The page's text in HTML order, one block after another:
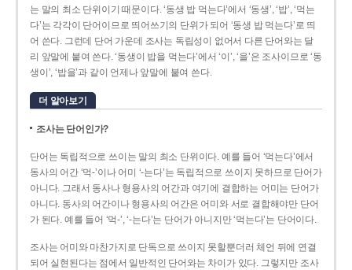
는 말의 최소 단위이기 때문이다. ‘동생 밥 먹는다’에서 ‘동생’, ‘밥’, ‘먹는
다’는 각각이 단어이므로 띄어쓰기의 단위가 되어 ‘동생 밥 먹는다’로 띄
어 쓴다. 그런데 단어 가운데 조사는 독립성이 없어서 다른 단어와는 달
리 앞말에 붙여 쓴다. ‘동생이 밥을 먹는다’에서 ‘이’, ‘을’은 조사이므로 ‘동
생이’, ‘밥을’과 같이 언제나 앞말에 붙여 쓴다.
더 알아보기
조사는 단어인가?
단어는 독립적으로 쓰이는 말의 최소 단위이다. 예를 들어 ‘먹는다’에서
동사의 어간 ‘먹-­’이나 어미 ‘­-는다’는 독립적으로 쓰이지 못하므로 단어가
아니다. 그래서 동사나 형용사의 어간과 여기에 결합하는 어미는 단어가
아니다. 동사의 어간이나 형용사의 어간은 어미와 서로 결합해야만 단어
가 된다. 예를 들어 ‘먹-’, ‘-는다’는 단어가 아니지만 ‘먹는다’는 단어이다.
조사는 어미와 마찬가지로 단독으로 쓰이지 못할뿐더러 체언 뒤에 연결
되어 실현된다는 점에서 일반적인 단어와는 차이가 있다. 그렇지만 조사